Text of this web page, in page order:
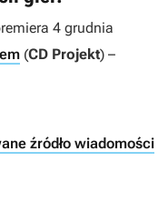
4 grudnia
(CD Projekt) –
źródło wiadomości